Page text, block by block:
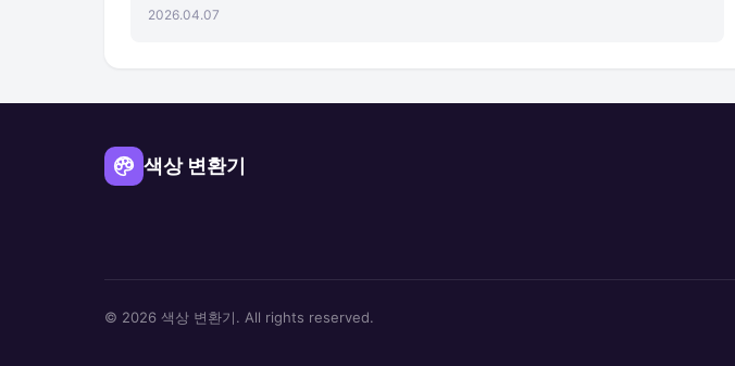
2026.04.07
색상 변환기
© 2026 색상 변환기. All rights reserved.